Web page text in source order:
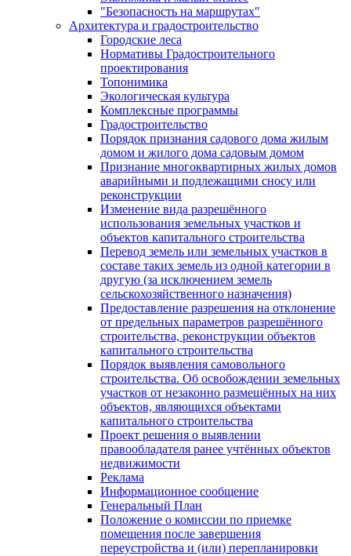
"Безопасность на маршрутах"
Архитектура и градостроительство
Городские леса
Нормативы Градостроительного
проектирования
Топонимика
Экологическая культура
Комплексные программы
Градостроительство
Порядок признания садового дома жилым
домом и жилого дома садовым домом
Признание многоквартирных жилых домов
аварийными и подлежащими сносу или
реконструкции
Изменение вида разрешённого
использования земельных участков и
объектов капитального строительства
Перевод земель или земельных участков в
составе таких земель из одной категории в
другую (за исключением земель
сельскохозяйственного назначения)
Предоставление разрешения на отклонение
от предельных параметров разрешённого
строительства, реконструкции объектов
капитального строительства
Порядок выявления самовольного
строительства. Об освобождении земельных
участков от незаконно размещённых на них
объектов, являющихся объектами
капитального строительства
Проект решения о выявлении
правообладателя ранее учтённых объектов
недвижимости
Реклама
Информационное сообщение
Генеральный План
Положение о комиссии по приемке
помещения после завершения
переустройства и (или) перепланировки